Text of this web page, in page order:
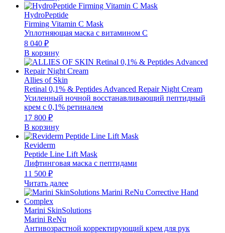
составляла
21
510 ₽.
16
HydroPeptide
Firming Vitamin C Mask
Уплотняющая маска с витамином C
8 040 ₽
В корзину
Allies of Skin
Retinal 0,1% & Peptides Advanced Repair Night Cream
Усиленный ночной восстанавливающий пептидный
крем с 0,1% ретиналем
17 800 ₽
В корзину
Reviderm
Peptide Line Lift Mask
Лифтинговая маска с пептидами
11 500 ₽
Читать далее
Marini SkinSolutions
Marini ReNu
Антивозрастной корректирующий крем для рук